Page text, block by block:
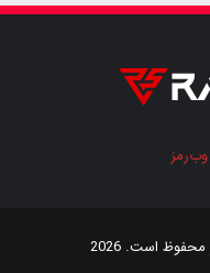
وب‌رمز
محفوظ است. 2026